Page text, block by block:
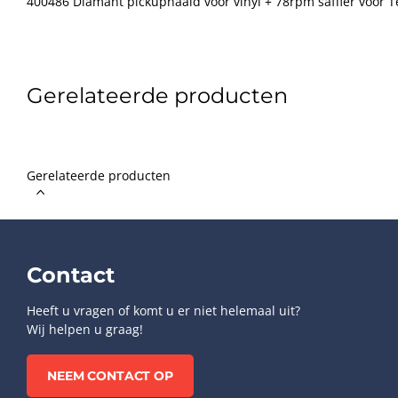
Gerelateerde producten
Gerelateerde producten
Contact
Heeft u vragen of komt u er niet helemaal uit?
Wij helpen u graag!
NEEM CONTACT OP